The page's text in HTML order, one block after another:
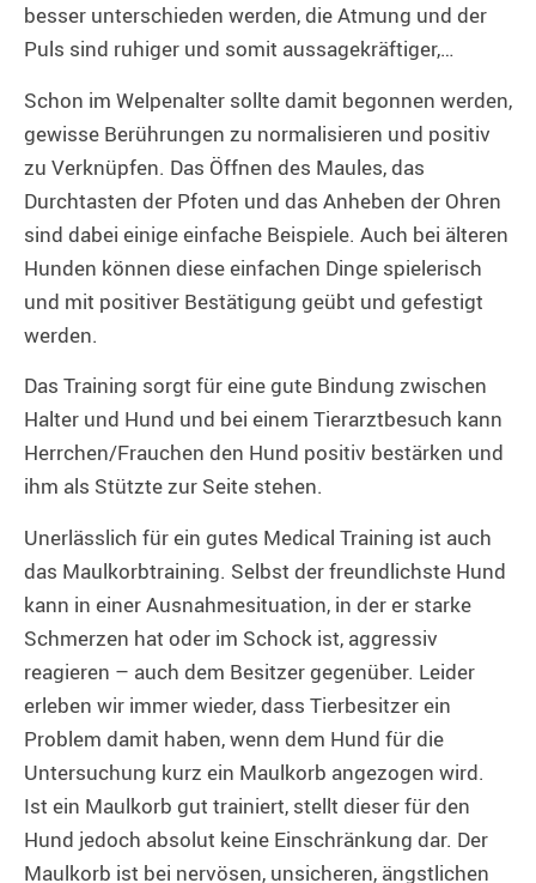
besser unterschieden werden, die Atmung und der
Puls sind ruhiger und somit aussagekräftiger,…
Schon im Welpenalter sollte damit begonnen werden,
gewisse Berührungen zu normalisieren und positiv
zu Verknüpfen. Das Öffnen des Maules, das
Durchtasten der Pfoten und das Anheben der Ohren
sind dabei einige einfache Beispiele. Auch bei älteren
Hunden können diese einfachen Dinge spielerisch
und mit positiver Bestätigung geübt und gefestigt
werden.
Das Training sorgt für eine gute Bindung zwischen
Halter und Hund und bei einem Tierarztbesuch kann
Herrchen/Frauchen den Hund positiv bestärken und
ihm als Stützte zur Seite stehen.
Unerlässlich für ein gutes Medical Training ist auch
das Maulkorbtraining. Selbst der freundlichste Hund
kann in einer Ausnahmesituation, in der er starke
Schmerzen hat oder im Schock ist, aggressiv
reagieren – auch dem Besitzer gegenüber. Leider
erleben wir immer wieder, dass Tierbesitzer ein
Problem damit haben, wenn dem Hund für die
Untersuchung kurz ein Maulkorb angezogen wird.
Ist ein Maulkorb gut trainiert, stellt dieser für den
Hund jedoch absolut keine Einschränkung dar. Der
Maulkorb ist bei nervösen, unsicheren, ängstlichen